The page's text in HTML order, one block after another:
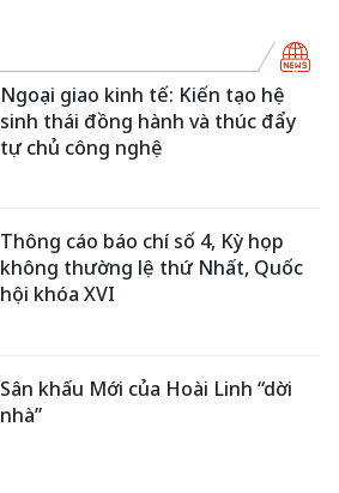
Ngoại giao kinh tế: Kiến tạo hệ
sinh thái đồng hành và thúc đẩy
tự chủ công nghệ
Thông cáo báo chí số 4, Kỳ họp
không thường lệ thứ Nhất, Quốc
hội khóa XVI
Sân khấu Mới của Hoài Linh “dời
nhà”